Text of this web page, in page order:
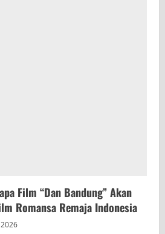
Film “Dan Bandung” Akan
Romansa Remaja Indonesia